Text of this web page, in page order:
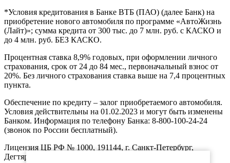
*Условия кредитования в Банке ВТБ (ПАО) (далее Банк) на
приобретение нового автомобиля по программе «АвтоЖизнь
(Лайт)»; сумма кредита от 300 тыс. до 7 млн. руб. с КАСКО и
до 4 млн. руб. БЕЗ КАСКО.
Процентная ставка 8,9% годовых, при оформлении личного
страхования, срок от 24 до 84 мес., первоначальный взнос от
20%. Без личного страхования ставка выше на 7,4 процентных
пункта.
Обеспечение по кредиту – залог приобретаемого автомобиля.
Условия действительны на 01.02.2023 и могут быть изменены
Банком. Информация по телефону Банка: 8-800-100-24-24
(звонок по России бесплатный).
Лицензия ЦБ РФ № 1000, 191144, г. Санкт-Петербург,
Дегтярный пер., д.11, лит.А. www.vtb.ru. Реклама 0+. Не